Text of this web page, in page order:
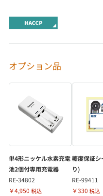
オプション品
単4形ニッケル水素充電
池2個付専用充電器
RE-34802
￥4,950 税込
糖度保証
り)
RE-99411
￥330 税込